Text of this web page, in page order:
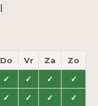
Do Vr Za
Zo
✓ ✓ ✓
✓
✓ ✓ ✓
✓